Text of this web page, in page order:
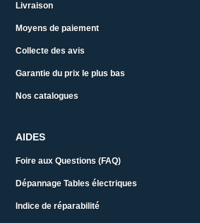
Livraison
Moyens de paiement
Collecte des avis
Garantie du prix le plus bas
Nos catalogues
AIDES
Foire aux Questions (FAQ)
Dépannage Tables électriques
Indice de réparabilité